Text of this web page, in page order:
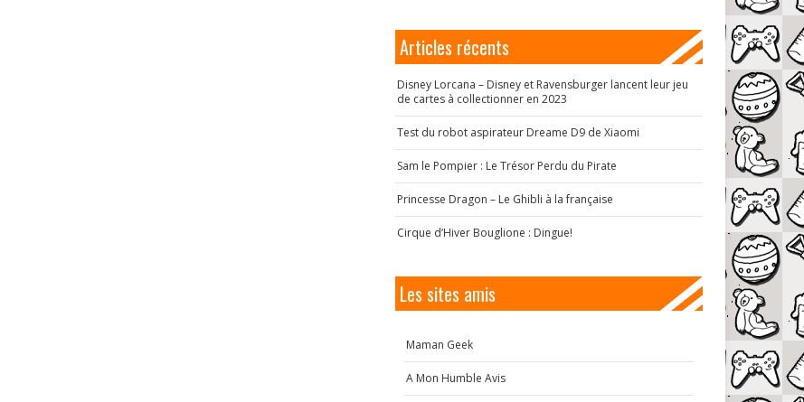
Articles récents
Disney Lorcana – Disney et Ravensburger lancent leur jeu
de cartes à collectionner en 2023
Test du robot aspirateur Dreame D9 de Xiaomi
Sam le Pompier : Le Trésor Perdu du Pirate
Princesse Dragon – Le Ghibli à la française
Cirque d’Hiver Bouglione : Dingue!
Les sites amis
Maman Geek
A Mon Humble Avis